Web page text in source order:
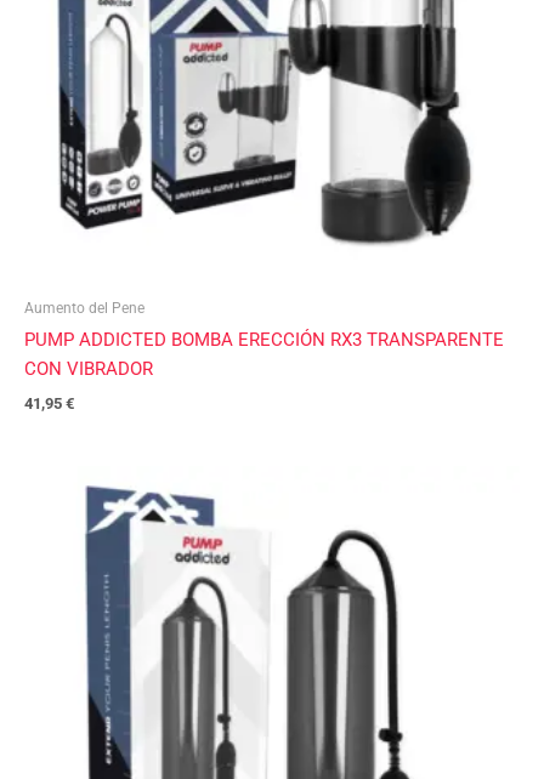
Aumento del Pene
PUMP ADDICTED BOMBA ERECCIÓN RX3 TRANSPARENTE
CON VIBRADOR
41,95 €